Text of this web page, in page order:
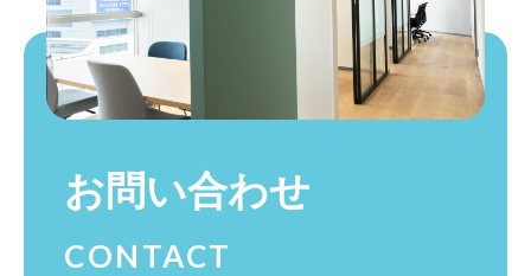
お問い合わせ
CONTACT